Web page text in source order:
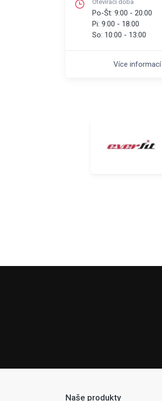
Otevírací doba
Po-Št: 9:00 - 20:00
Pi: 9:00 - 18:00
So: 10:00 - 13:00
Více informací
Naše produkty